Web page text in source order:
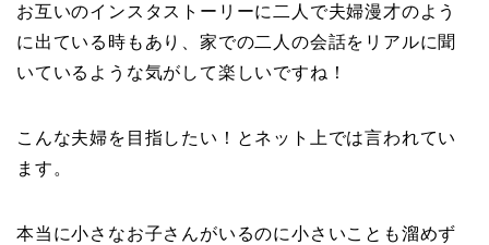
お互いのインスタストーリーに二人で夫婦漫才のよう
に出ている時もあり、家での二人の会話をリアルに聞
いているような気がして楽しいですね！
こんな夫婦を目指したい！とネット上では言われてい
ます。
本当に小さなお子さんがいるのに小さいことも溜めず